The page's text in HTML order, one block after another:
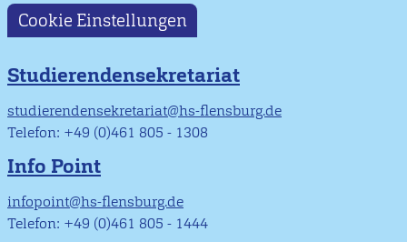
Cookie Einstellungen
Studierendensekretariat
studierendensekretariat@hs-flensburg.de
Telefon: +49 (0)461 805 - 1308
Info Point
infopoint@hs-flensburg.de
Telefon: +49 (0)461 805 - 1444